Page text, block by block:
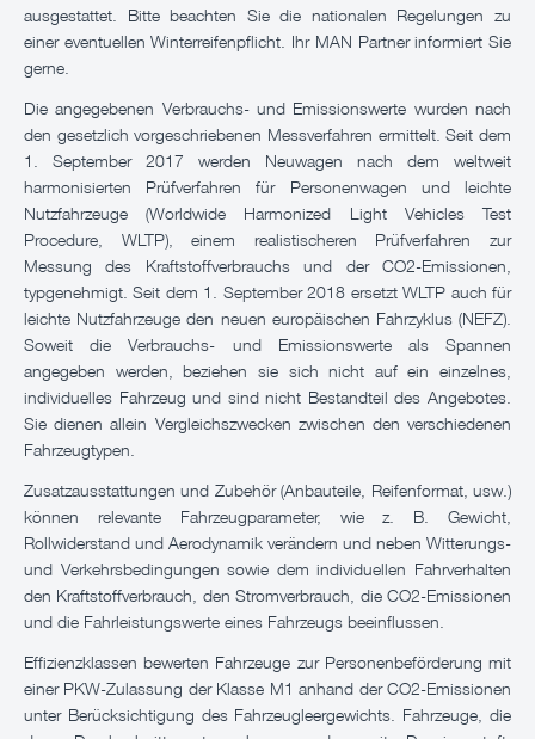
ausgestattet. Bitte beachten Sie die nationalen Regelungen zu
einer eventuellen Winterreifenpflicht. Ihr MAN Partner informiert Sie
gerne.
Die angegebenen Verbrauchs- und Emissionswerte wurden nach
den gesetzlich vorgeschriebenen Messverfahren ermittelt. Seit dem
1. September 2017 werden Neuwagen nach dem weltweit
harmonisierten Prüfverfahren für Personenwagen und leichte
Nutzfahrzeuge (Worldwide Harmonized Light Vehicles Test
Procedure, WLTP), einem realistischeren Prüfverfahren zur
Messung des Kraftstoffverbrauchs und der CO2-Emissionen,
typgenehmigt. Seit dem 1. September 2018 ersetzt WLTP auch für
leichte Nutzfahrzeuge den neuen europäischen Fahrzyklus (NEFZ).
Soweit die Verbrauchs- und Emissionswerte als Spannen
angegeben werden, beziehen sie sich nicht auf ein einzelnes,
individuelles Fahrzeug und sind nicht Bestandteil des Angebotes.
Sie dienen allein Vergleichszwecken zwischen den verschiedenen
Fahrzeugtypen.
Zusatzausstattungen und Zubehör (Anbauteile, Reifenformat, usw.)
können relevante Fahrzeugparameter, wie z. B. Gewicht,
Rollwiderstand und Aerodynamik verändern und neben Witterungs-
und Verkehrsbedingungen sowie dem individuellen Fahrverhalten
den Kraftstoffverbrauch, den Stromverbrauch, die CO2-Emissionen
und die Fahrleistungswerte eines Fahrzeugs beeinflussen.
Effizienzklassen bewerten Fahrzeuge zur Personenbeförderung mit
einer PKW-Zulassung der Klasse M1 anhand der CO2-Emissionen
unter Berücksichtigung des Fahrzeugleergewichts. Fahrzeuge, die